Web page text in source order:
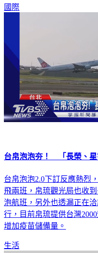
國際
台帛泡泡夯！ 「長榮、星
台帛泡泡2.0下訂反應熱烈
飛兩班，帛琉觀光局也收
泡航班，另外也透漏正在
行，目前帛琉提供台灣
增加疫苗儲備量。
生活